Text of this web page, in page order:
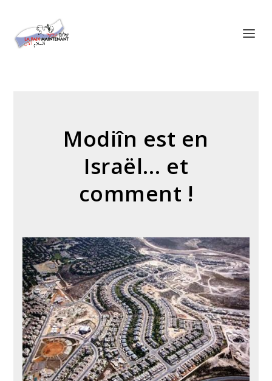
Modiîn est en
Israël… et
comment !